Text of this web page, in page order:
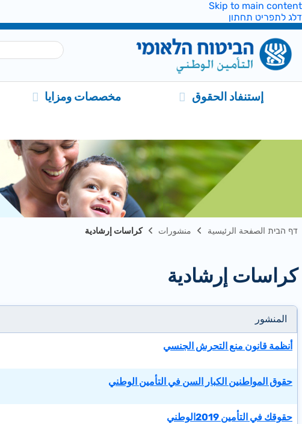
Skip to main content
דלג לתפריט תחתון
إستنفاد الحقوق مخصصات ومزايا
דף הבית الصفحة الرئيسية منشورات كراسات إرشادية
كراسات إرشادية
المنشور
أنظمة قانون منع التحرش الجنسي
حقوق المواطنين الكبار السن في التأمين الوطني
حقوقك في التأمين 2019الوطني